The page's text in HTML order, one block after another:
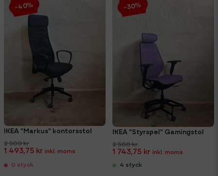
IKEA "Markus" kontorsstol
2 500 kr
1 493,75 kr
0 styck
-40%
IKEA "Styrspel" Gamingstol
2 500 kr
1 743,75 kr
4 styck
-30%